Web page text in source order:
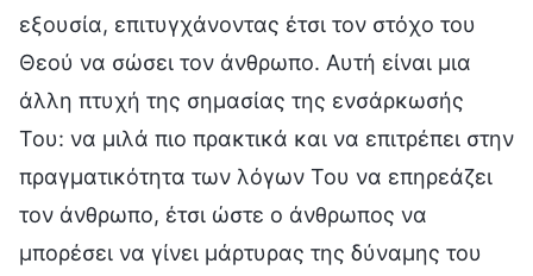
εξουσία, επιτυγχάνοντας έτσι τον στόχο του
Θεού να σώσει τον άνθρωπο. Αυτή είναι μια
άλλη πτυχή της σημασίας της ενσάρκωσής
Του: να μιλά πιο πρακτικά και να επιτρέπει στην
πραγματικότητα των λόγων Του να επηρεάζει
τον άνθρωπο, έτσι ώστε ο άνθρωπος να
μπορέσει να γίνει μάρτυρας της δύναμης του